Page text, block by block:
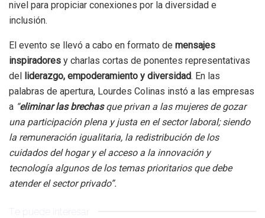
nivel para propiciar conexiones por la diversidad e
inclusión.
El evento se llevó a cabo en formato de mensajes
inspiradores y charlas cortas de ponentes representativas
del liderazgo, empoderamiento y diversidad. En las
palabras de apertura, Lourdes Colinas instó a las empresas
a “eliminar las brechasque privan a las mujeres de gozar
una participación plena y justa en el sector laboral; siendo
la remuneración igualitaria, la redistribución de los
cuidados del hogar y el acceso a la innovación y
tecnología algunos de los temas prioritarios que debe
atender el sector privado”.
Te puede interesar